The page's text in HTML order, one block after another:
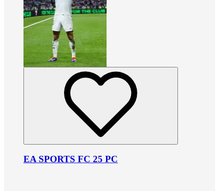
EA SPORTS FC 25 PC